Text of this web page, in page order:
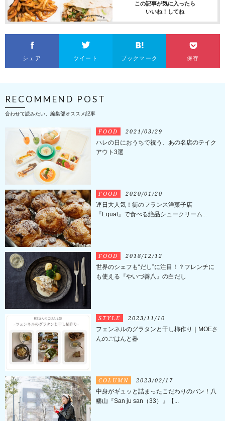
この記事が気に入ったら
いいね！してね
シェア ツイート ブックマーク 保存
RECOMMEND POST
合わせて読みたい、編集部オススメ記事
FOOD 2021/03/29
ハレの日におうちで祝う、あの名店のテイク
アウト3選
FOOD 2020/01/20
連日大人気！街のフランス洋菓子店
『Equal』で食べる絶品シュークリーム...
FOOD 2018/12/12
世界のシェフも“だし”に注目！？フレンチに
も使える『やいづ善八』の白だし
STYLE 2023/11/10
フェンネルのグラタンと干し柿作り｜MOEさ
んのごはんと器
COLUMN 2023/02/17
中身がギュッと詰まったこだわりのパン！八
幡山『San ju san（33）』【...